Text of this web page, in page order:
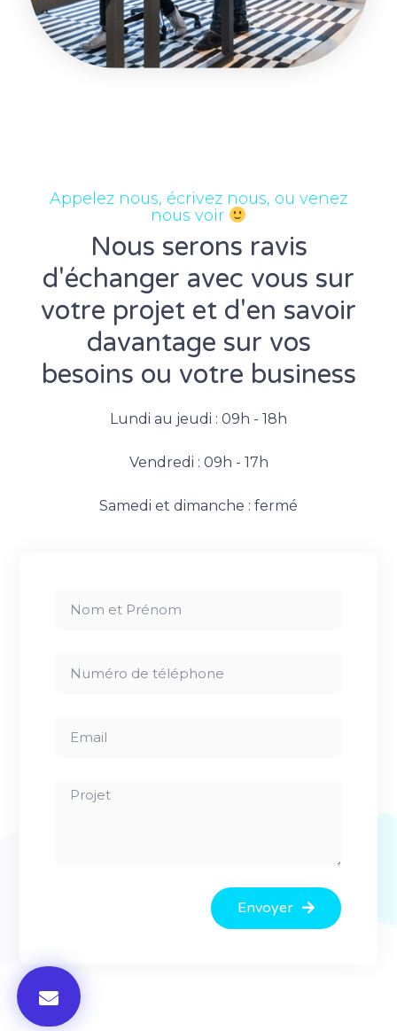
Envoyer
Appelez nous, écrivez nous, ou venez
nous voir
Nous serons ravis
d'échanger avec vous sur
votre projet et d'en savoir
davantage sur vos
besoins ou votre business
Lundi au jeudi : 09h - 18h
Vendredi : 09h - 17h
Samedi et dimanche : fermé